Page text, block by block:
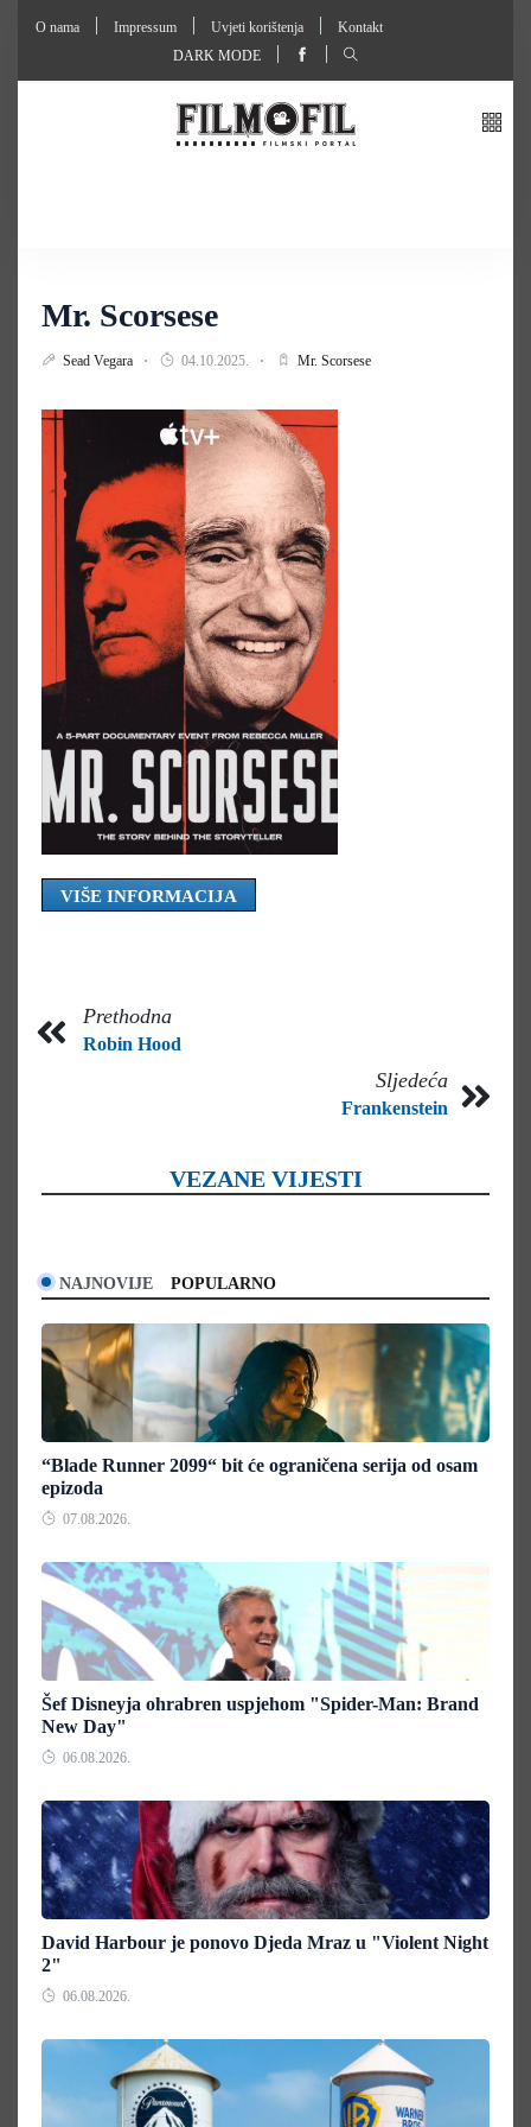
O nama Impressum Uvjeti korištenja
Kontakt
DARK MODE
Mr. Scorsese
Sead Vegara 04.10.2025. Mr. Scorsese
VIŠE INFORMACIJA
Prethodna
Robin Hood
Sljedeća
Frankenstein
VEZANE VIJESTI
NAJNOVIJE POPULARNO
“Blade Runner 2099“ bit će ograničena serija od osam
epizoda
07.08.2026.
Šef Disneyja ohrabren uspjehom "Spider-Man: Brand
New Day"
06.08.2026.
David Harbour je ponovo Djeda Mraz u "Violent Night
2"
06.08.2026.